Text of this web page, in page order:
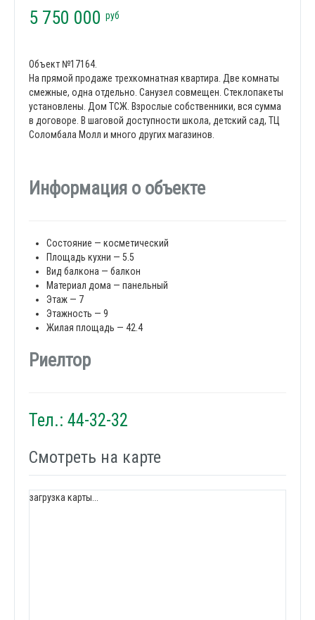
5 750 000 руб
Объект №17164.
На прямой продаже трехкомнатная квартира. Две комнаты
смежные, одна отдельно. Санузел совмещен. Стеклопакеты
установлены. Дом ТСЖ. Взрослые собственники, вся сумма
в договоре. В шаговой доступности школа, детский сад, ТЦ
Соломбала Молл и много других магазинов.
Информация о объекте
Состояние — косметический
Площадь кухни — 5.5
Вид балкона — балкон
Материал дома — панельный
Этаж — 7
Этажность — 9
Жилая площадь — 42.4
Риелтор
Тел.: 44-32-32
Смотреть на карте
загрузка карты...